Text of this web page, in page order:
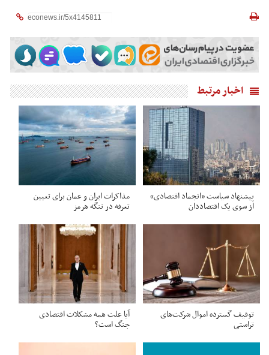
اخبار مرتبط
پیشنهاد سیاست «انجماد اقتصادی»
از سوی یک اقتصاددان
مذاکرات ایران و عمان برای تعیین
تعرفه در تنگه هرمز
توقیف گسترده اموال شرکت‌های
تراستی
آیا علت همه مشکلات اقتصادی
جنگ است؟